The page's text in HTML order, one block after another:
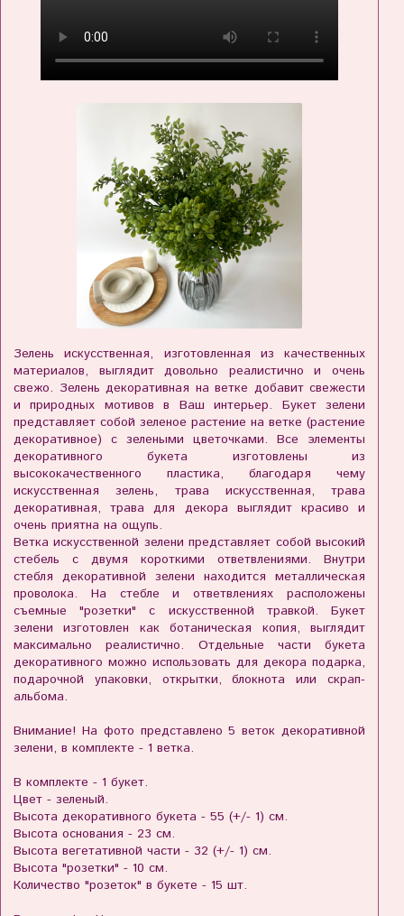
Зелень искусственная, изготовленная из качественных
материалов, выглядит довольно реалистично и очень
свежо. Зелень декоративная на ветке добавит свежести
и природных мотивов в Ваш интерьер. Букет зелени
представляет собой зеленое растение на ветке (растение
декоративное) с зелеными цветочками. Все элементы
декоративного букета изготовлены из
высококачественного пластика, благодаря чему
искусственная зелень, трава искусственная, трава
декоративная, трава для декора выглядит красиво и
очень приятна на ощупь.
Ветка искусственной зелени представляет собой высокий
стебель с двумя короткими ответвлениями. Внутри
стебля декоративной зелени находится металлическая
проволока. На стебле и ответвлениях расположены
съемные "розетки" с искусственной травкой. Букет
зелени изготовлен как ботаническая копия, выглядит
максимально реалистично. Отдельные части букета
декоративного можно использовать для декора подарка,
подарочной упаковки, открытки, блокнота или скрап-
альбома.
Внимание! На фото представлено 5 веток декоративной
зелени, в комплекте - 1 ветка.
В комплекте - 1 букет.
Цвет - зеленый.
Высота декоративного букета - 55 (+/- 1) см.
Высота основания - 23 см.
Высота вегетативной части - 32 (+/- 1) см.
Высота "розетки" - 10 см.
Количество "розеток" в букете - 15 шт.